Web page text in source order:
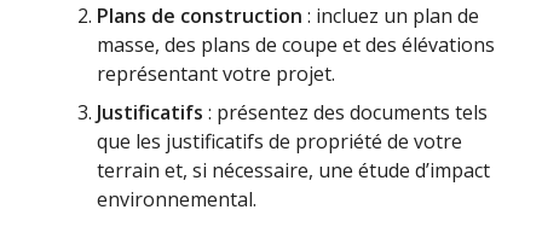
Plans de construction : incluez un plan de
masse, des plans de coupe et des élévations
représentant votre projet.
Justificatifs : présentez des documents tels
que les justificatifs de propriété de votre
terrain et, si nécessaire, une étude d’impact
environnemental.